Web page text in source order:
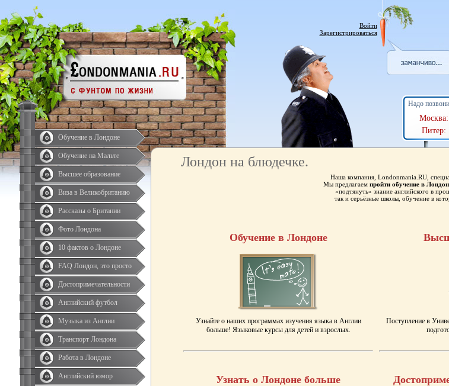
Обучение в Лондоне
Обучение на Мальте
Высшее образование
Виза в Великобританию
Рассказы о Британии
Фото Лондона
10 фактов о Лондоне
FAQ Лондон, это просто
Достопримечательности
Английский футбол
Музыка из Англии
Транспорт Лондона
Работа в Лондоне
Английский юмор
Надо
Москва:
Питер:
Войти
Зарегистрироваться
Лондон на блюдечке.
Наша компания, Londonmania.RU,
Мы предлагаем пройти обучение в
«подтянуть» знание английского в
так и серьёзные школы, обучение в
Обучение в Лондоне
Узнайте о наших программах изучения языка в Англии
больше! Языковые курсы для детей и взрослых.
Поступление в
Узнать о Лондоне больше